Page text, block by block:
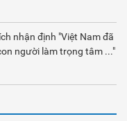
nhận định "Việt Nam đã
người làm trọng tâm ..."